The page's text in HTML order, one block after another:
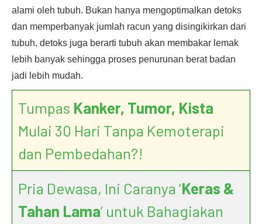
alami oleh tubuh. Bukan hanya mengoptimalkan detoks
dan memperbanyak jumlah racun yang disingikirkan dari
tubuh, detoks juga berarti tubuh akan membakar lemak
lebih banyak sehingga proses penurunan berat badan
jadi lebih mudah.
Tumpas Kanker, Tumor, Kista
Mulai 30 Hari Tanpa Kemoterapi
dan Pembedahan?!
Pria Dewasa, Ini Caranya ‘Keras &
Tahan Lama’ untuk Bahagiakan